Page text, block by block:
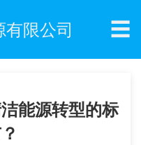
限公司 ☰
能源转型的标